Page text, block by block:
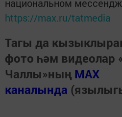
национальном
https://max.ru/tatmedia
Тагы да
фото һәм видеолар
Чаллы»ның MAX
каналында